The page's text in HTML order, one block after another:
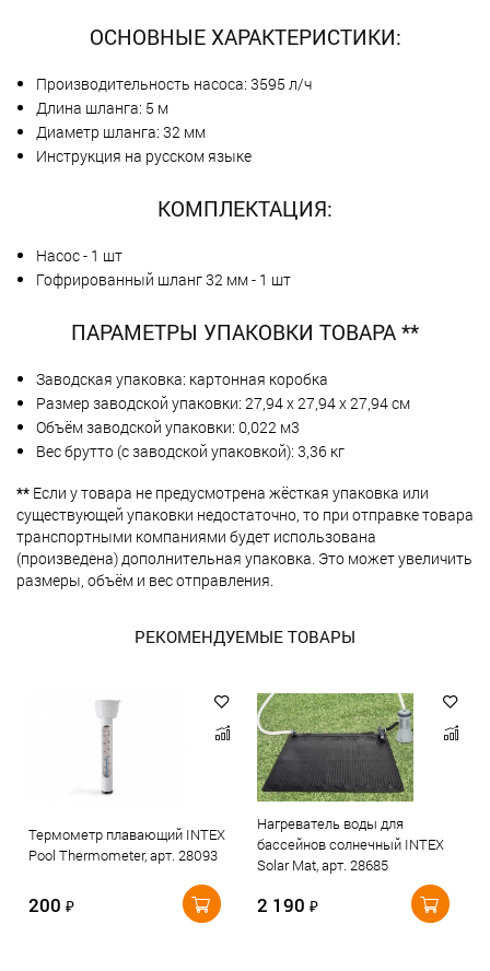
ОСНОВНЫЕ ХАРАКТЕРИСТИКИ:
Производительность насоса: 3595 л/ч
Длина шланга: 5 м
Диаметр шланга: 32 мм
Инструкция на русском языке
КОМПЛЕКТАЦИЯ:
Насос - 1 шт
Гофрированный шланг 32 мм - 1 шт
ПАРАМЕТРЫ УПАКОВКИ ТОВАРА **
Заводская упаковка: картонная коробка
Размер заводской упаковки: 27,94 х 27,94 х 27,94 см
Объём заводской упаковки: 0,022 м3
Вес брутто (с заводской упаковкой): 3,36 кг
** Если у товара не предусмотрена жёсткая упаковка или
существующей упаковки недостаточно, то при отправке товара
транспортными компаниями будет использована
(произведена) дополнительная упаковка. Это может увеличить
размеры, объём и вес отправления.
РЕКОМЕНДУЕМЫЕ ТОВАРЫ
Термометр плавающий INTEX
Pool Thermometer, арт. 28093
200 ₽
Нагреватель воды для
бассейнов солнечный INTEX
Solar Mat, арт. 28685
2 190 ₽